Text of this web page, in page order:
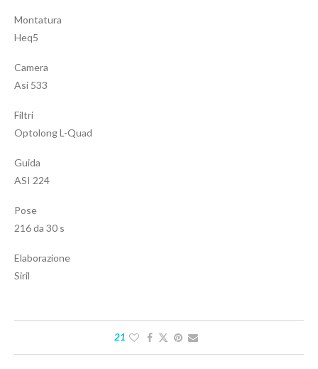
Montatura
Heq5
Camera
Asi 533
Filtri
Optolong L-Quad
Guida
ASI 224
Pose
216 da 30 s
Elaborazione
Siril
21